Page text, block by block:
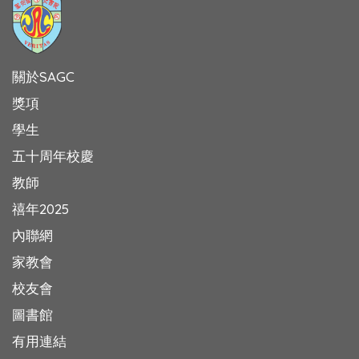
關於SAGC
獎項
學生
五十周年校慶
教師
禧年2025
內聯網
家教會
校友會
圖書館
有用連結